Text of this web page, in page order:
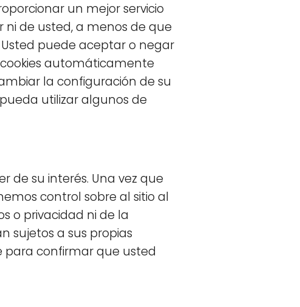
un mejor servicio
ni de usted, a menos de que
puede aceptar o negar
automáticamente
la configuración de su
utilizar algunos de
de su interés. Una vez que
control sobre al sitio al
o privacidad ni de la
sujetos a sus propias
para confirmar que usted